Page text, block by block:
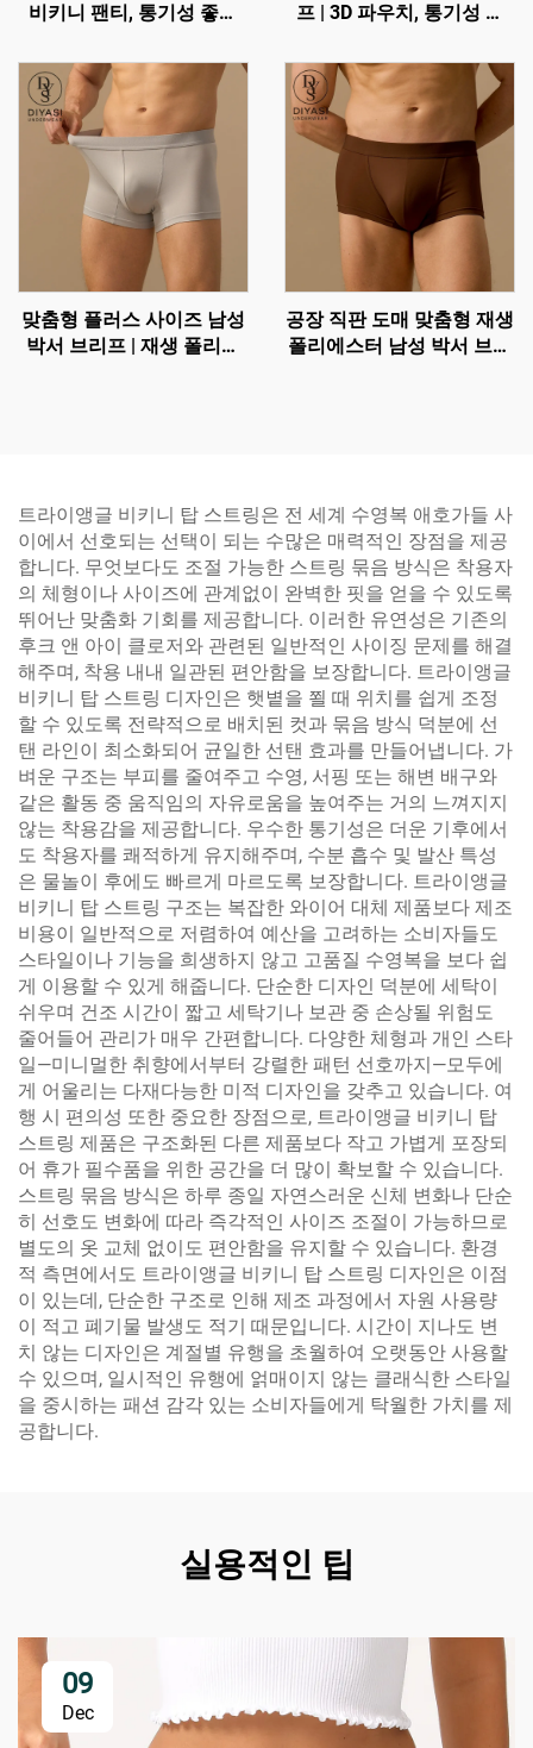
비키니 팬티, 통기성 좋은
프 | 3D 파우치, 통기성 및
맞춤형 플러스 사이즈 남성
박서 브리프 | 재생 폴리에
공장 직판 도매 맞춤형 재생
폴리에스터 남성 박서 브리
트라이앵글 비키니 탑 스트링은 전 세계 수영복 애호가들 사
이에서 선호되는 선택이 되는 수많은 매력적인 장점을 제공
합니다. 무엇보다도 조절 가능한 스트링 묶음 방식은 착용자
의 체형이나 사이즈에 관계없이 완벽한 핏을 얻을 수 있도록
뛰어난 맞춤화 기회를 제공합니다. 이러한 유연성은 기존의
후크 앤 아이 클로저와 관련된 일반적인 사이징 문제를 해결
해주며, 착용 내내 일관된 편안함을 보장합니다. 트라이앵글
비키니 탑 스트링 디자인은 햇볕을 쬘 때 위치를 쉽게 조정
할 수 있도록 전략적으로 배치된 컷과 묶음 방식 덕분에 선
탠 라인이 최소화되어 균일한 선탠 효과를 만들어냅니다. 가
벼운 구조는 부피를 줄여주고 수영, 서핑 또는 해변 배구와
같은 활동 중 움직임의 자유로움을 높여주는 거의 느껴지지
않는 착용감을 제공합니다. 우수한 통기성은 더운 기후에서
도 착용자를 쾌적하게 유지해주며, 수분 흡수 및 발산 특성
은 물놀이 후에도 빠르게 마르도록 보장합니다. 트라이앵글
비키니 탑 스트링 구조는 복잡한 와이어 대체 제품보다 제조
비용이 일반적으로 저렴하여 예산을 고려하는 소비자들도
스타일이나 기능을 희생하지 않고 고품질 수영복을 보다 쉽
게 이용할 수 있게 해줍니다. 단순한 디자인 덕분에 세탁이
쉬우며 건조 시간이 짧고 세탁기나 보관 중 손상될 위험도
줄어들어 관리가 매우 간편합니다. 다양한 체형과 개인 스타
일—미니멀한 취향에서부터 강렬한 패턴 선호까지—모두에
게 어울리는 다재다능한 미적 디자인을 갖추고 있습니다. 여
행 시 편의성 또한 중요한 장점으로, 트라이앵글 비키니 탑
스트링 제품은 구조화된 다른 제품보다 작고 가볍게 포장되
어 휴가 필수품을 위한 공간을 더 많이 확보할 수 있습니다.
스트링 묶음 방식은 하루 종일 자연스러운 신체 변화나 단순
히 선호도 변화에 따라 즉각적인 사이즈 조절이 가능하므로
별도의 옷 교체 없이도 편안함을 유지할 수 있습니다. 환경
적 측면에서도 트라이앵글 비키니 탑 스트링 디자인은 이점
이 있는데, 단순한 구조로 인해 제조 과정에서 자원 사용량
이 적고 폐기물 발생도 적기 때문입니다. 시간이 지나도 변
치 않는 디자인은 계절별 유행을 초월하여 오랫동안 사용할
수 있으며, 일시적인 유행에 얽매이지 않는 클래식한 스타일
을 중시하는 패션 감각 있는 소비자들에게 탁월한 가치를 제
공합니다.
실용적인 팁
09
Dec